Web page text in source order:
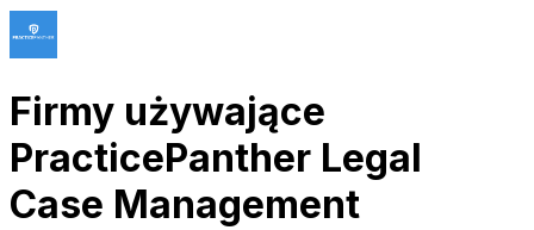
Firmy używające
PracticePanther Legal
Case Management